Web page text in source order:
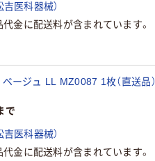
吉医科器械）
金に配送料が含まれています。
ージュ LL MZ0087 1枚（直送品）
で
吉医科器械）
金に配送料が含まれています。